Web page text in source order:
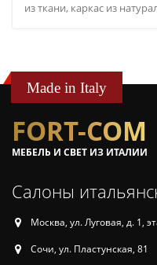
из ткани, каркас из
Made in Italy
FORT-COM
МЕБЕЛЬ И СВЕТ ИЗ ИТАЛИИ
Салоны
Москва, ул. Луговая, д. 1,
Сочи, ул. Пластунская, 81